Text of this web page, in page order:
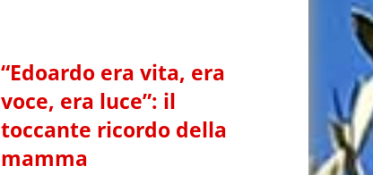
“Edoardo era vita, era
voce, era luce”: il
toccante ricordo della
mamma